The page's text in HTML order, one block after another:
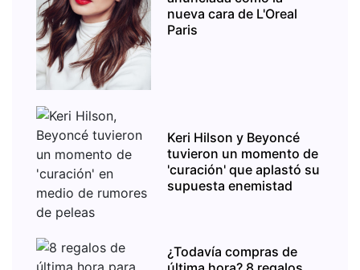
nueva cara de L'Oreal
Paris
Keri Hilson y Beyoncé
tuvieron un momento de
'curación' que aplastó su
supuesta enemistad
¿Todavía compras de